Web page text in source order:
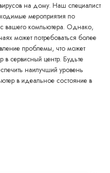
на дому. Наш специалист
мероприятия по
вашего компьютера. Однако,
может потребоваться более
проблемы, что может
в сервисный центр. Будьте
наилучший уровень
в идеальное состояние в